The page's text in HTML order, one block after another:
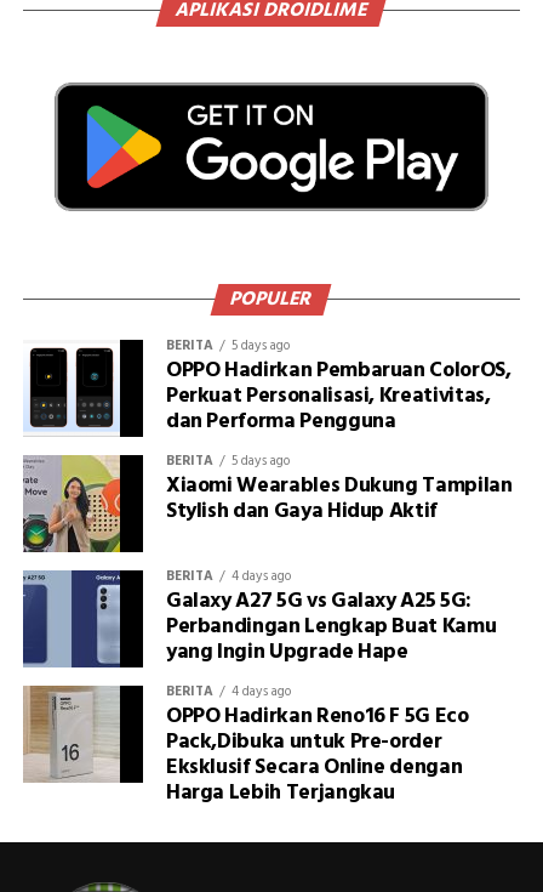
APLIKASI DROIDLIME
POPULER
BERITA 5 days ago
OPPO Hadirkan Pembaruan ColorOS,
Perkuat Personalisasi, Kreativitas,
dan Performa Pengguna
BERITA 5 days ago
Xiaomi Wearables Dukung Tampilan
Stylish dan Gaya Hidup Aktif
BERITA 4 days ago
Galaxy A27 5G vs Galaxy A25 5G:
Perbandingan Lengkap Buat Kamu
yang Ingin Upgrade Hape
BERITA 4 days ago
OPPO Hadirkan Reno16 F 5G Eco
Pack,Dibuka untuk Pre-order
Eksklusif Secara Online dengan
Harga Lebih Terjangkau